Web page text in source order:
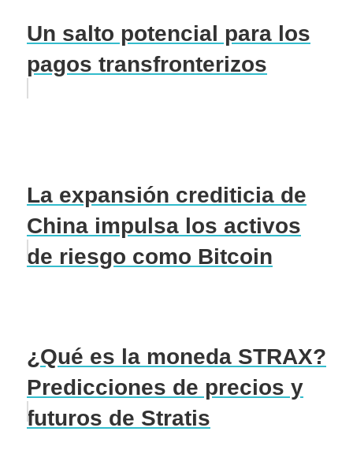
Un salto potencial para los
pagos transfronterizos
La expansión crediticia de
China impulsa los activos
de riesgo como Bitcoin
¿Qué es la moneda STRAX?
Predicciones de precios y
futuros de Stratis